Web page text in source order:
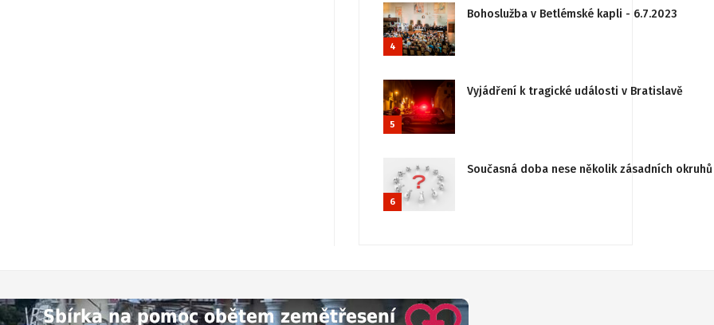
4
Bohoslužba v Betlémské kapli - 6.7.2023
5
Vyjádření k tragické události v Bratislavě
6
Současná doba nese několik zásadních